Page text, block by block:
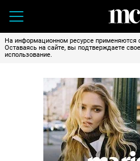
На информационном ресурсе применяются
Оставаясь на сайте, вы подтверждаете свое
использование.